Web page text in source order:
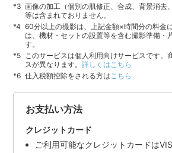
画像の加工（個別の肌修正、合成、背景消去
等は含まれておりません。
60分以上の撮影は、上記金額×時間分の料金
は、機材・セットの設置等を含む撮影準備・
す。
このサービスは個人利用向けサービスです。
スが異なります。詳しくはこちら
仕入税額控除をされる方は こちら
お支払い方法
クレジットカード
ご利用可能なクレジットカードは